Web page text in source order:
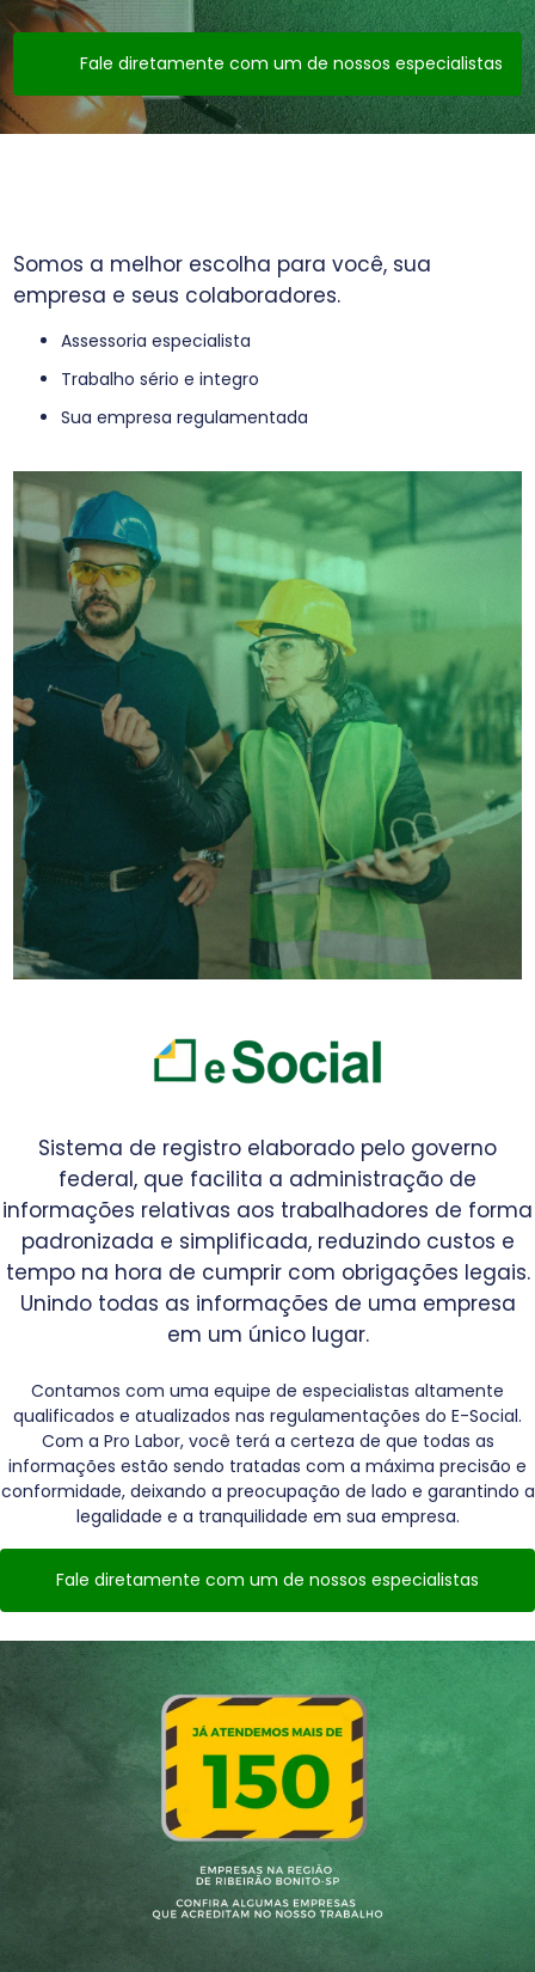
Fale diretamente com um de nossos especialistas
Somos a melhor escolha para você, sua
empresa e seus colaboradores.
Assessoria especialista
Trabalho sério e integro
sua empresa regulamentada
Sistema de registro elaborado pelo governo
federal, que facilita a administração de
informações relativas aos trabalhadores de forma
padronizada e simplificada, reduzindo custos e
tempo na hora de cumprir com obrigações legais.
Unindo todas as informações de uma empresa
em um único lugar.
Contamos com uma equipe de especialistas altamente
qualificados e atualizados nas regulamentações do E-Social.
Com a Pro Labor, você terá a certeza de que todas as
informações estão sendo tratadas com a máxima precisão e
conformidade, deixando a preocupação de lado e garantindo a
legalidade e a tranquilidade em sua empresa.
Fale diretamente com um de nossos especialistas